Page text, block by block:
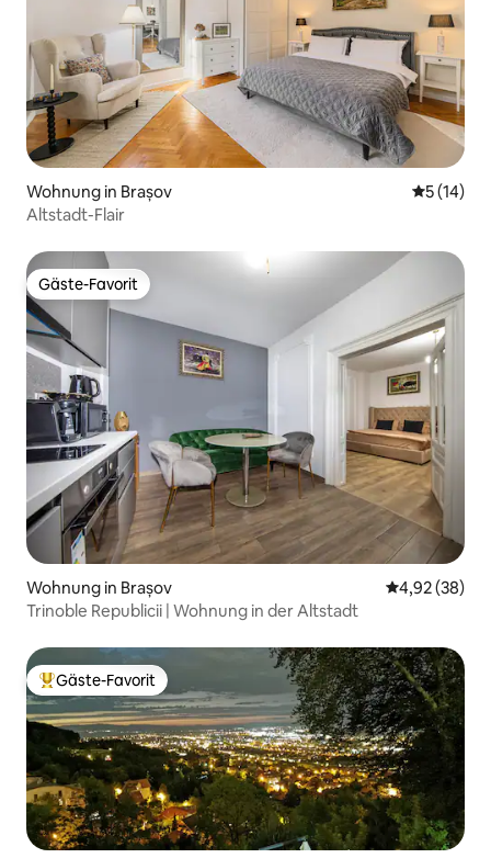
Wohnung in Brașov
5 (14)
Altstadt-Flair
Gäste-Favorit
Gäste-Favorit
Wohnung in Brașov
4,92 (38)
Trinoble Republicii | Wohnung in der Altstadt
Beliebter Gäste-Favorit.
Gäste-Favorit